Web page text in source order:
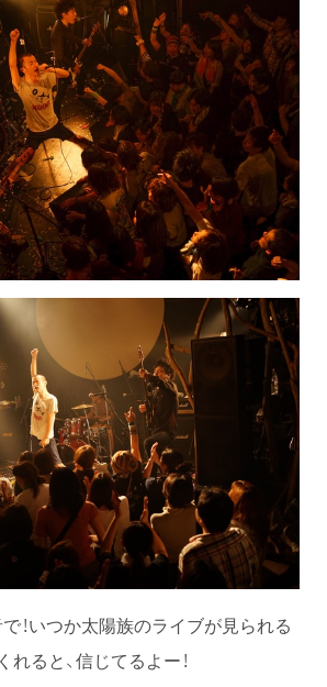
！いつか太陽族のライブが見られる
れると、信じてるよー！